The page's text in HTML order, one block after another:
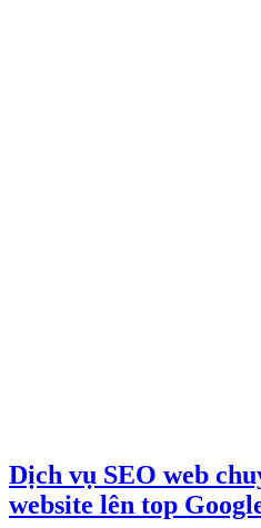
Dịch vụ SEO web
website lên top